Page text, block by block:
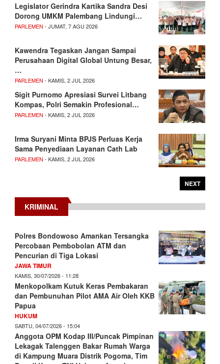
Legislator Gerindra Kartika Sandra Desi
Dorong UMKM Palembang Lindungi…
PARLEMEN - JUMAT, 7 AGU 2026
Kawendra Tegaskan Jangan Sampai
Perusahaan Digital Global Untung Besar,
…
PARLEMEN - KAMIS, 2 JUL 2026
Sigit Purnomo Apresiasi Survei Litbang
Kompas, Polri Semakin Profesional…
PARLEMEN - KAMIS, 2 JUL 2026
Irma Suryani Minta BPJS Perluas Kerja
Sama Penyediaan Layanan Cath Lab
PARLEMEN - KAMIS, 2 JUL 2026
NEXT
KRIMINAL
Polres Bondowoso Amankan Tersangka
Percobaan Pembobolan ATM dan
Pencurian di Tiga Lokasi
JAWA TIMUR
KAMIS, 30/07/2026 - 11:28
Menkopolkam Kutuk Keras Pembakaran
dan Pembunuhan Pilot AMA Air Oleh KKB
Papua
HUKUM
SABTU, 04/07/2026 - 15:04
Anggota OPM Kodap III/Puncak Pimpinan
Lekagak Talenggen Bakar Rumah Warga
di Kampung Muara Distrik Pogoma, Tim